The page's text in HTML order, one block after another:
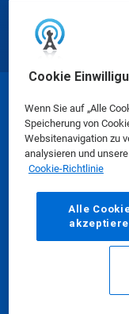
Cookie
Wenn Sie auf „Alle
Speicherung von
Websitenavigation zu
analysieren und
Cookie-Richtlinie
Alle